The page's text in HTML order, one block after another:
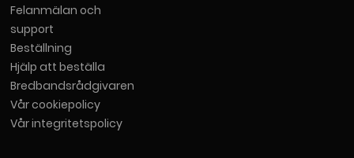
Felanmälan och
support
Beställning
Hjälp att beställa
Bredbandsrådgivaren
Vår cookiepolicy
Vår integritetspolicy